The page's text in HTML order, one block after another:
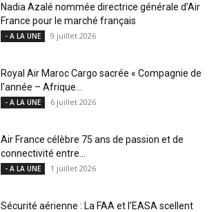
Nadia Azalé nommée directrice générale d’Air
France pour le marché français
- A LA UNE 9 juillet 2026
Royal Air Maroc Cargo sacrée « Compagnie de
l’année – Afrique...
- A LA UNE 6 juillet 2026
Air France célèbre 75 ans de passion et de
connectivité entre...
- A LA UNE 1 juillet 2026
Sécurité aérienne : La FAA et l’EASA scellent